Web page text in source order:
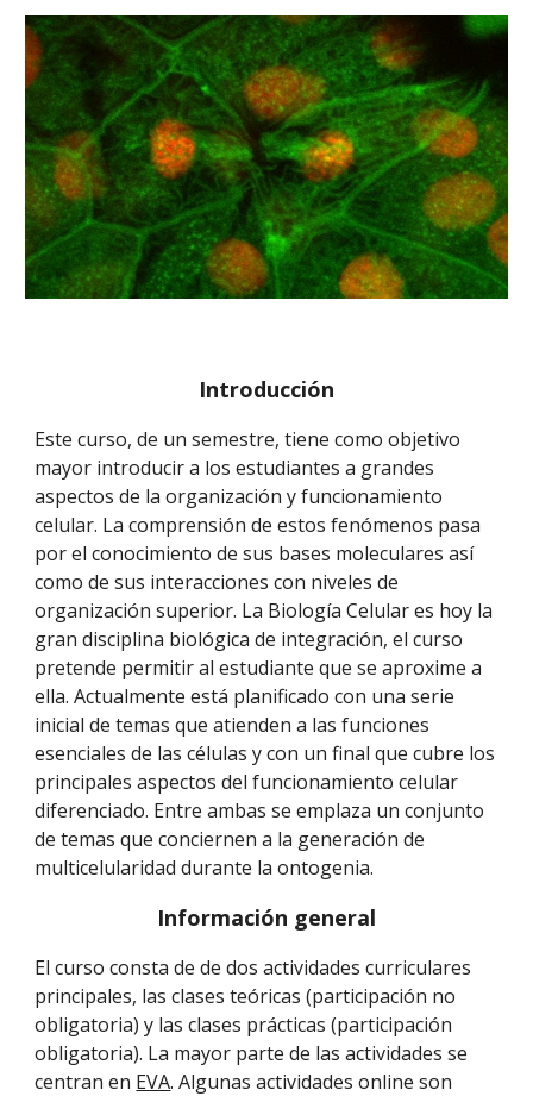
Introducción
Este curso, de un semestre, tiene como objetivo
mayor introducir a los estudiantes a grandes
aspectos de la organización y funcionamiento
celular. La comprensión de estos fenómenos pasa
por el conocimiento de sus bases moleculares así
como de sus interacciones con niveles de
organización superior. La Biología Celular es hoy la
gran disciplina biológica de integración, el curso
pretende permitir al estudiante que se aproxime a
ella. Actualmente está planificado con una serie
inicial de temas que atienden a las funciones
esenciales de las células y con un final que cubre los
principales aspectos del funcionamiento celular
diferenciado. Entre ambas se emplaza un conjunto
de temas que conciernen a la generación de
multicelularidad durante la ontogenia.
Información general
El curso consta de de dos actividades curriculares
principales, las clases teóricas (participación no
obligatoria) y las clases prácticas (participación
obligatoria). La mayor parte de las actividades se
centran en EVA. Algunas actividades online son